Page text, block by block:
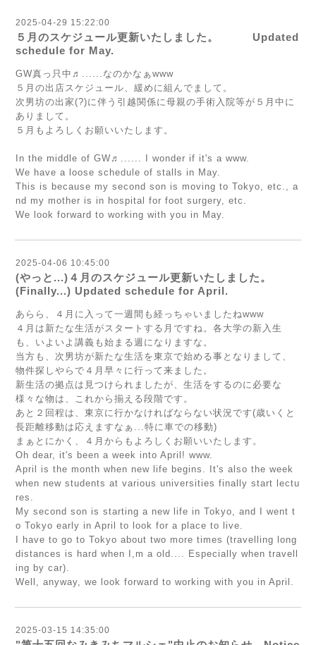
2025-04-29 15:22:00
５月のスケジュール更新いたしました。 Updated
schedule for May.
GW真っ只中♬......なのかなぁwww
５月の出店スケジュール、緩めに組んでまして。
次男坊の出家(?)に伴う引越関係に母親の手術入院等が５月中に
ありまして。
５月もよろしくお願いいたします。
In the middle of GW♬...... I wonder if it's a www.
We have a loose schedule of stalls in May.
This is because my second son is moving to Tokyo, etc., a
nd my mother is in hospital for foot surgery, etc.
We look forward to working with you in May.
2025-04-06 10:45:00
(やっと...)４月のスケジュール更新いたしました。
(Finally...) Updated schedule for April.
あらら、４月に入って一週間も経っちゃいましたねwww
４月は新たな生活がスタートする月ですね。各大学の新入生
も、いよいよ講義も始まる週になりますな。
当方も、次男坊が新たな生活を東京で始める事となりまして、
物件探しやらで４月早々に行って来ました。
新生活の拠点は見つけられましたが、生活をするのに必要な
様々な物は、これから揃える段階です。
あと２回程は、東京に行かなければならない状況です(歳いくと
長距離移動は応えますなぁ...特に車での移動)
まぁとにかく、４月からもよろしくお願いいたします。
Oh dear, it's been a week into April! www.
April is the month when new life begins. It's also the week
when new students at various universities finally start lectu
res.
My second son is starting a new life in Tokyo, and I went t
o Tokyo early in April to look for a place to live.
I have to go to Tokyo about two more times (travelling long
distances is hard when I,m a old.... Especially when travell
ing by car).
Well, anyway, we look forward to working with you in April.
2025-03-15 14:35:00